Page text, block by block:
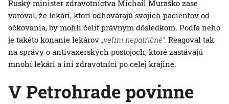
Ruský minister zdravotníctva Michail Muraško zase
varoval, že lekári, ktorí odhovárajú svojich pacientov od
očkovania, by mohli čeliť právnym dôsledkom. Podľa neho
je takéto konanie lekárov „veľmi nepatričné“. Reagoval tak
na správy o antivaxerských postojoch, ktoré zastávajú
mnohí lekári a iní zdravotníci po celej krajine.
V Petrohrade povinne